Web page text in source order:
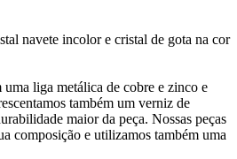
navete incolor e cristal de gota na cor
uma liga metálica de cobre e zinco e
também um verniz de
maior da peça. Nossas peças
composição e utilizamos também uma